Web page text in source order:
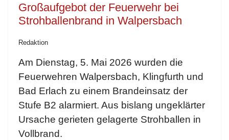
Großaufgebot der Feuerwehr bei
Strohballenbrand in Walpersbach
Redaktion
Am Dienstag, 5. Mai 2026 wurden die
Feuerwehren Walpersbach, Klingfurth und
Bad Erlach zu einem Brandeinsatz der
Stufe B2 alarmiert. Aus bislang ungeklärter
Ursache gerieten gelagerte Strohballen in
Vollbrand.